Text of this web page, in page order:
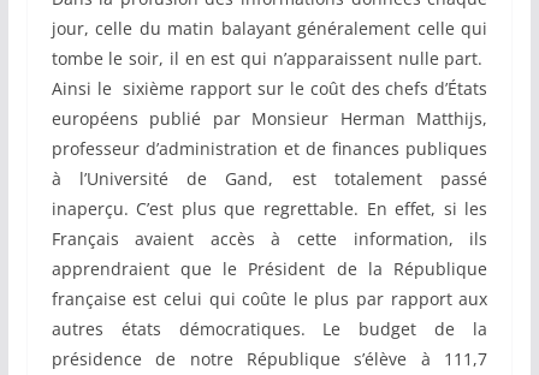
jour, celle du matin balayant généralement celle qui
tombe le soir, il en est qui n’apparaissent nulle part.
Ainsi le sixième rapport sur le coût des chefs d’États
européens publié par Monsieur Herman Matthijs,
professeur d’administration et de finances publiques
à l’Université de Gand, est totalement passé
inaperçu. C’est plus que regrettable. En effet, si les
Français avaient accès à cette information, ils
apprendraient que le Président de la République
française est celui qui coûte le plus par rapport aux
autres états démocratiques. Le budget de la
présidence de notre République s’élève à 111,7